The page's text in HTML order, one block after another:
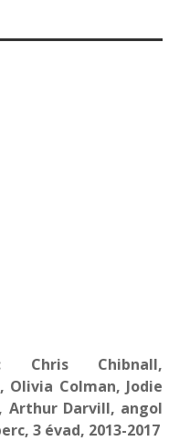
Chris Chibnall,
Olivia Colman, Jodie
Arthur Darvill, angol
3 évad, 2013-2017